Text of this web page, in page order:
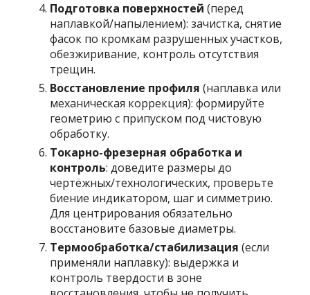
Подготовка поверхностей (перед
наплавкой/напылением): зачистка, снятие
фасок по кромкам разрушенных участков,
обезжиривание, контроль отсутствия
трещин.
Восстановление профиля (наплавка или
механическая коррекция): формируйте
геометрию с припуском под чистовую
обработку.
Токарно-фрезерная обработка и
контроль: доведите размеры до
чертёжных/технологических, проверьте
биение индикатором, шаг и симметрию.
Для центрирования обязательно
восстановите базовые диаметры.
Термообработка/стабилизация (если
применяли наплавку): выдержка и
контроль твердости в зоне